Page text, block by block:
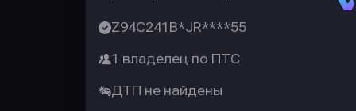
Z94C241B*JR****55
1 владелец по ПТС
ДТП не найдены